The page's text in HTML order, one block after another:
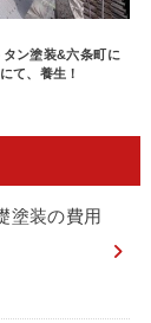
ン塗装&六条町に
て、養生！
塗装の費用